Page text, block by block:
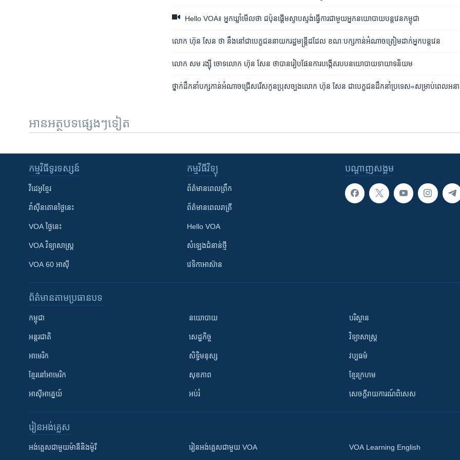
Hello VOA៖ អ្នក​ឃ្លាំ​មើល​ថា ​ជប៉ុន​ផ្ដើម​ស្ទាប​ស្ទង់​ធ្វើ​ការ​ជាមួយ​អ្នក​នយោបាយ​បន្តវេន​កម្ពុជា
លោក ហ៊ុន សែន ថា នឹង​នៅ​ជា​បេក្ខជន​នាយក​រដ្ឋមន្ត្រី​ដដែល ខណៈ​បក្ស​កាន់​អំណាច​ត្រៀម​ដាក់​អ្នក​បន្ត​វេន
លោក​ សម រង្ស៊ី ចោទ​លោក​ ហ៊ុន សែន ថា​បាន​រៀប​ផែនការ​​បង្កើត​របប​នយោបាយ​ទាយាទ​និយម
ថ្នាក់​ដឹកនាំ​បក្ស​កាន់​អំណាច​ជ្រើស​រើស​កូនប្រុស​ច្បង​លោក ​ហ៊ុន​ សែន​ ជា​បេក្ខជន​ដឹកនាំ​ប្រទេស​«សម្រាប់ពេល​អន
អានអត្ថបទផ្សេងៗទៀត
បណ្តាញ​សង្គម
កម្មវិធី​ទូរទស្សន៍
វីដេអូ​ខ្មែរ
វ៉ាស៊ីនតោន​ថ្ងៃ​នេះ
VOA ថ្ងៃនេះ
VOA ​វិទ្យាសាស្ត្រ
VOA 60 អាស៊ី
កម្មវិធី​វិទ្យុ
ព័ត៌មាន​ពេល​ព្រឹក
ព័ត៌មាន​​ពេល​រាត្រី
Hello VOA
សំឡេង​ជំនាន់​ថ្មី
វេទិកា​អាស៊ាន
ព័ត៌មាន​តាមប្រធានបទ​
កម្ពុជា
អន្តរជាតិ
អាមេរិក
ខ្មែរ​នៅអាមេរិក
អាស៊ីអាគ្នេយ៍
នយោបាយ
សេដ្ឋកិច្ច
សិទ្ធិមនុស្ស
សុខភាព
អប់រំ
បរិស្ថាន
វិទ្យាសាស្រ្ត
វប្បធម៌
ខ្មែរក្រហម
សេចក្តីរាយការណ៍ពិសេស
រៀន​​អង់គ្លេស
អង់គ្លេស​ជាមួយ​ម៉ានី​និង​ម៉ូរី រៀន​​​​​​អង់គ្លេស​​ជាមួយ VOA VOA Learning English